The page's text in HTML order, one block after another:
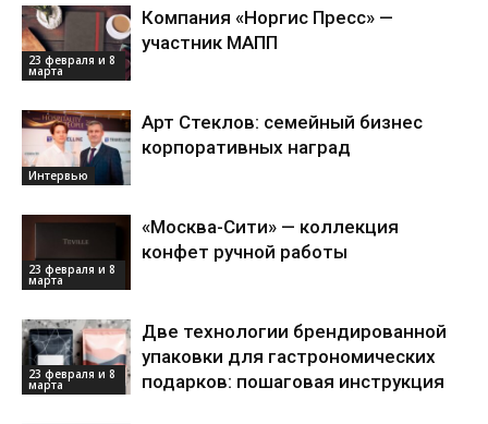
23 февраля и 8
марта
Компания «Норгис Пресс» —
участник МАПП
Интервью
Арт Стеклов: семейный бизнес
корпоративных наград
23 февраля и 8
марта
«Москва-Сити» — коллекция
конфет ручной работы
23 февраля и 8
марта
Две технологии брендированной
упаковки для гастрономических
подарков: пошаговая инструкция